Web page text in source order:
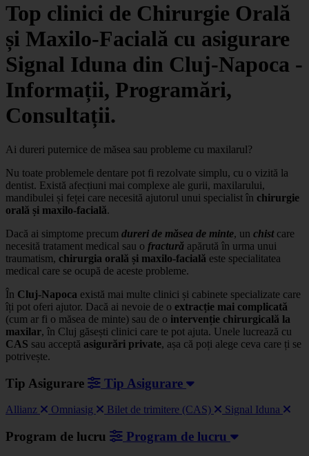
Top clinici de Chirurgie Orală
și Maxilo-Facială cu asigurare
Signal Iduna din Cluj-Napoca -
Informații, Programări,
Consultații.
Ai dureri puternice de măsea sau probleme cu maxilarul?
Nu toate problemele dentare pot fi rezolvate simplu, cu o vizită la
dentist. Există afecțiuni mai complexe ale gurii, maxilarului,
mandibulei și feței care necesită ajutorul unui specialist în chirurgie
orală și maxilo-facială.
Dacă ai simptome precum dureri de măsea de minte, un chistcare
necesită tratament medical sau o fractură apărută în urma unui
traumatism, chirurgia orală și maxilo-facială este specialitatea
medical care se ocupă de aceste probleme.
În Cluj-Napoca există mai multe clinici și cabinete specializate care
îți pot oferi ajutor. Dacă ai nevoie de o extracție mai complicată
(cum ar fi o măsea de minte) sau de o intervenție chirurgicală la
maxilar, în Cluj găsești clinici care te pot ajuta. Unele lucrează cu
CAS sau acceptă asigurări private, așa că poți alege ceva care ți se
potrivește.
Tip Asigurare Tip Asigurare
Allianz Omniasig Bilet de trimitere (CAS) Signal Iduna
Program de lucru Program de lucru